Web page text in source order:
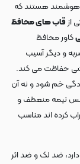
هوشمند هستند که
از قاب های محافظ
کاور محافظ
و دیگر آسیب
حفاظت می کند.
خم شود و نه آن
نیمه منعطف و
کرده اند مناسب
ضد لک و ضد اثر